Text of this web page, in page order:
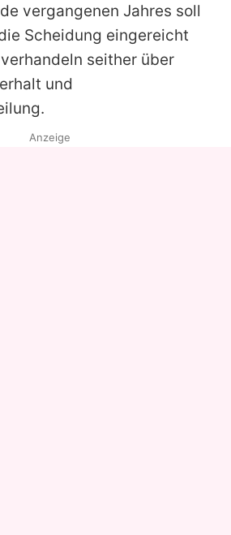
vergangenen Jahres soll
Scheidung eingereicht
seither über
und
Anzeige